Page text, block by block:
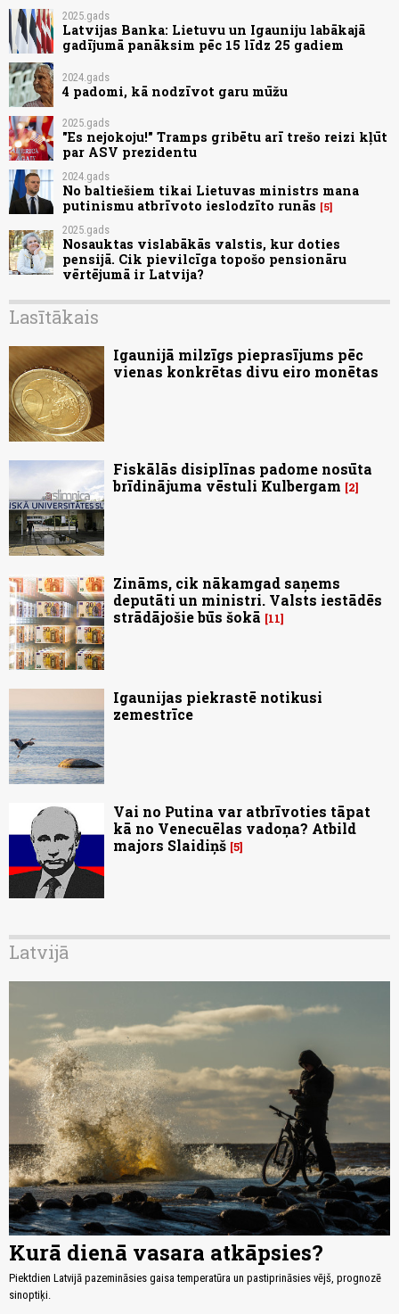
2025.gads
Latvijas Banka: Lietuvu un Igauniju labākajā
gadījumā panāksim pēc 15 līdz 25 gadiem
2024.gads
4 padomi, kā nodzīvot garu mūžu
2025.gads
"Es nejokoju!" Tramps gribētu arī trešo reizi kļūt
par ASV prezidentu
2024.gads
No baltiešiem tikai Lietuvas ministrs mana
putinismu atbrīvoto ieslodzīto runās
5
2025.gads
Nosauktas vislabākās valstis, kur doties
pensijā. Cik pievilcīga topošo pensionāru
vērtējumā ir Latvija?
Lasītākais
Igaunijā milzīgs pieprasījums pēc
vienas konkrētas divu eiro monētas
Fiskālās disiplīnas padome nosūta
brīdinājuma vēstuli Kulbergam
2
Zināms, cik nākamgad saņems
deputāti un ministri. Valsts iestādēs
strādājošie būs šokā
11
Igaunijas piekrastē notikusi
zemestrīce
Vai no Putina var atbrīvoties tāpat
kā no Venecuēlas vadoņa? Atbild
majors Slaidiņš 5
Latvijā
Kurā dienā vasara atkāpsies?
Piektdien Latvijā pazemināsies gaisa temperatūra un pastiprināsies vējš, prognozē
sinoptiķi.